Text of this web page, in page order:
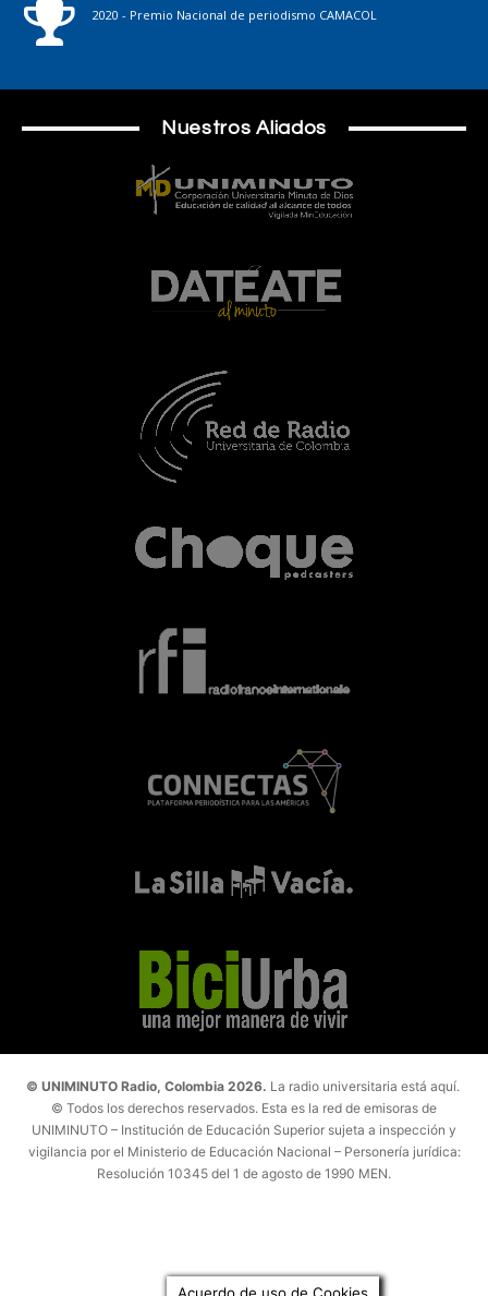
2020 - Premio Nacional de periodismo CAMACOL
Nuestros Aliados
© UNIMINUTO Radio, Colombia 2026. La radio universitaria está aquí.
© Todos los derechos reservados. Esta es la red de emisoras de
UNIMINUTO – Institución de Educación Superior sujeta a inspección y
vigilancia por el Ministerio de Educación Nacional – Personería jurídica:
Resolución 10345 del 1 de agosto de 1990 MEN.